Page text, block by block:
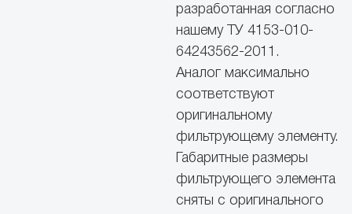
разработанная согласно
нашему ТУ 4153-010-
64243562-2011.
Аналог максимально
соответствуют
оригинальному
фильтрующему элементу.
Габаритные размеры
фильтрующего элемента
сняты с оригинального